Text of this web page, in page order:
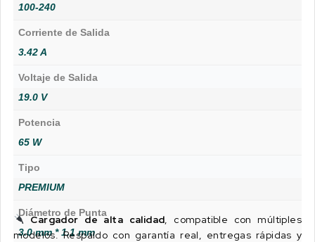
100-240
Corriente de Salida
3.42 A
Voltaje de Salida
19.0 V
Potencia
65 W
Tipo
PREMIUM
Diámetro de Punta
3.0 mm * 1.1 mm
Cargador de alta calidad , compatible con múltiples
modelos. Respaldo con garantía real, entregas rápidas y